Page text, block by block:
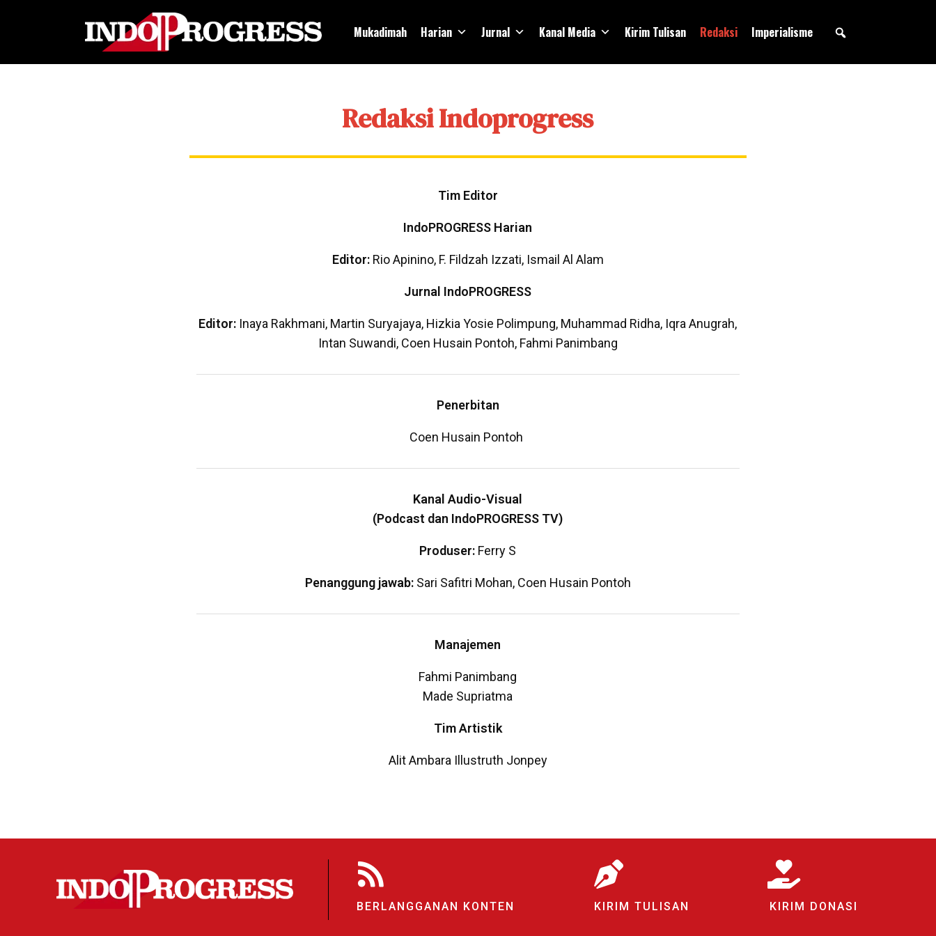
Mukadimah Harian Jurnal Kanal Media Kirim Tulisan Redaksi Imperialisme
Redaksi Indoprogress
Tim Editor
IndoPROGRESS Harian
Editor:Rio Apinino, F. Fildzah Izzati, Ismail Al Alam
Jurnal IndoPROGRESS
Editor: Inaya Rakhmani, Martin Suryajaya, Hizkia Yosie Polimpung, Muhammad Ridha, Iqra Anugrah,
Intan Suwandi, Coen Husain Pontoh, Fahmi Panimbang
Penerbitan
Coen Husain Pontoh
Kanal Audio-Visual
(Podcast dan IndoPROGRESS TV)
Produser: Ferry S
Penanggung jawab:Sari Safitri Mohan, Coen Husain Pontoh
Manajemen
Fahmi Panimbang
Made Supriatma
Tim Artistik
Alit Ambara Illustruth Jonpey
BERLANGGANAN KONTEN KIRIM TULISAN KIRIM DONASI